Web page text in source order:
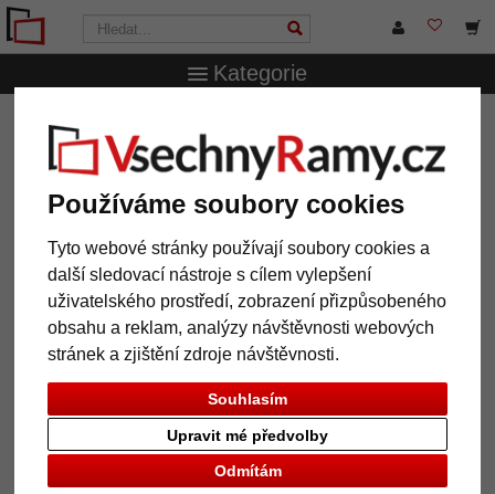
Používáme soubory cookies
Tyto webové stránky používají soubory cookies a
další sledovací nástroje s cílem vylepšení
uživatelského prostředí, zobrazení přizpůsobeného
obsahu a reklam, analýzy návštěvnosti webových
stránek a zjištění zdroje návštěvnosti.
Souhlasím
Odmítám
Upravit mé předvolby
Kategorie
VsechnRamy.cz
rám Périgueux vyrobený na míru
Dřevěný rám Périgueux vyrobený
na míru